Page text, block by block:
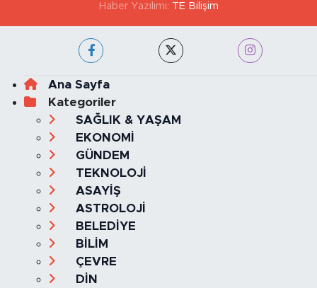
Haber Yazılımı: TE Bilişim
Ana Sayfa
Kategoriler
SAĞLIK & YAŞAM
EKONOMİ
GÜNDEM
TEKNOLOJİ
ASAYİŞ
ASTROLOJİ
BELEDİYE
BİLİM
ÇEVRE
DİN